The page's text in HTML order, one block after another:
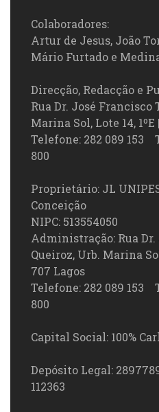
Colaboradores:
Artur de Jesus, João
Mário Furtado e
Direcção, Redacção e
Rua Dr. José Francisco
Marina Sol, Lote 14,
Telefone: 282 089 153
800
Proprietário: JL
Conceição
NIPC: 513554050
Administração: Rua
Queiroz, Urb. Marina
707 Lagos
Telefone: 282 089 153
800
Capital Social: 100%
Depósito Legal:
112363